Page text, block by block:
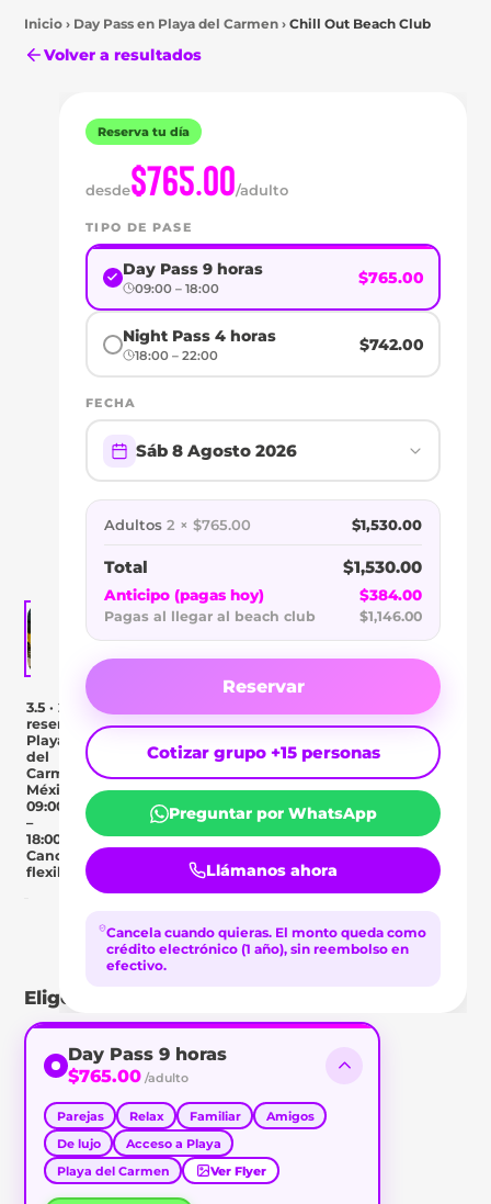
Inicio › Day Pass en Playa del Carmen › Chill Out Beach Club
Volver a resultados
Carmen
DAY
PASS
CHILL
OUT
BEACH
CLUB
3.5 · 2
reseñas
Playa
del
Carmen,
México
09:00
–
18:00
Cancelación
flexible
Day Pass Descripción Ubicación
Elige tu tipo de pase
Day Pass 9 horas
$765.00 /adulto
Parejas Relax Familiar
Amigos
De lujo
Acceso a Playa
Playa del Carmen
Ver Flyer
Reserva tu día
desde$765.00/adulto
TIPO DE PASE
Day Pass 9 horas
09:00 – 18:00
$765.00
Night Pass 4 horas
18:00 – 22:00
$742.00
FECHA
Sáb 8 Agosto 2026
Adultos 2 × $765.00 $1,530.00
Total $1,530.00
Anticipo (pagas hoy) $384.00
Pagas al llegar al beach club $1,146.00
Reservar
Cotizar grupo +15 personas
Preguntar por WhatsApp
Llámanos ahora
Cancela cuando quieras. El monto queda como
crédito electrónico (1 año), sin reembolso en
efectivo.